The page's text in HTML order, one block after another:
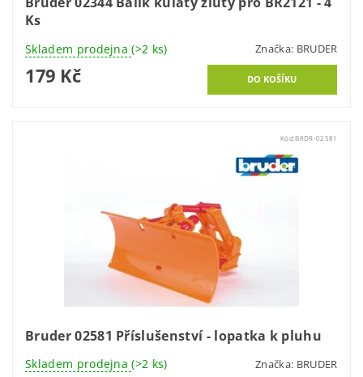
Ks
Skladem prodejna(>2 ks) Značka: BRUDER
179 Kč
Kód:BRDR-02581
Bruder 02581 Příslušenství - lopatka k pluhu
Skladem prodejna(>2 ks) Značka: BRUDER